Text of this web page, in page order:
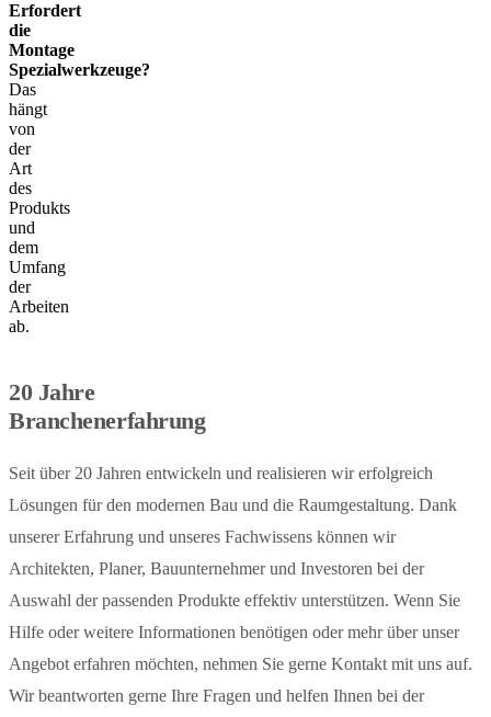
Erfordert
die
Montage
Spezialwerkzeuge?
Das
hängt
von
der
Art
des
Produkts
und
dem
Umfang
der
Arbeiten
ab.
20 Jahre
Branchenerfahrung
Seit über 20 Jahren entwickeln und realisieren wir erfolgreich
Lösungen für den modernen Bau und die Raumgestaltung. Dank
unserer Erfahrung und unseres Fachwissens können wir
Architekten, Planer, Bauunternehmer und Investoren bei der
Auswahl der passenden Produkte effektiv unterstützen. Wenn Sie
Hilfe oder weitere Informationen benötigen oder mehr über unser
Angebot erfahren möchten, nehmen Sie gerne Kontakt mit uns auf.
Wir beantworten gerne Ihre Fragen und helfen Ihnen bei der